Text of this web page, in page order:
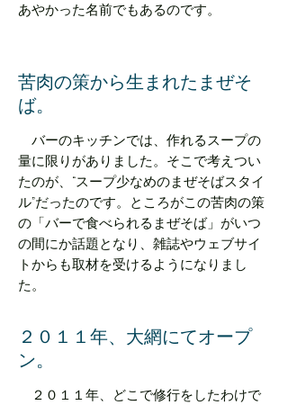
あやかった名前でもあるのです。
苦肉の策から生まれたまぜそ
ば。
バーのキッチンでは、作れるスープの
量に限りがありました。そこで考えつい
たのが、“スープ少なめのまぜそばスタイ
ル”だったのです。ところがこの苦肉の策
の「バーで食べられるまぜそば」がいつ
の間にか話題となり、雑誌やウェブサイ
トからも取材を受けるようになりまし
た。
２０１１年、大網にてオープ
ン。
２０１１年、どこで修行をしたわけで